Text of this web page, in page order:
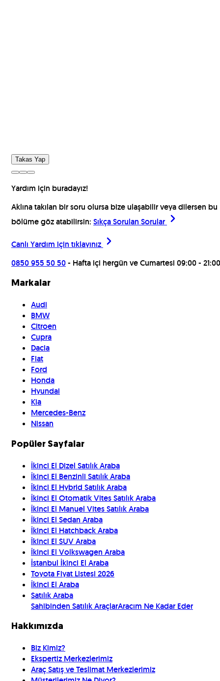
Takas Yap
Yardım için buradayız!
Aklına takılan bir soru olursa bize ulaşabilir veya dilersen bu
bölüme göz atabilirsin: Sıkça Sorulan Sorular
Canlı Yardım için tıklayınız
0850 955 50 50- Hafta içi hergün ve Cumartesi 09:00 - 21:00
Markalar
Audi
BMW
Citroen
Cupra
Dacia
Fiat
Ford
Honda
Hyundai
Kia
Mercedes-Benz
Nissan
Popüler Sayfalar
İkinci El Dizel Satılık Araba
İkinci El Benzinli Satılık Araba
İkinci El Hybrid Satılık Araba
İkinci El Otomatik Vites Satılık Araba
İkinci El Manuel Vites Satılık Araba
İkinci El Sedan Araba
İkinci El Hatchback Araba
İkinci El SUV Araba
İkinci El Volkswagen Araba
İstanbul İkinci El Araba
Toyota Fiyat Listesi 2026
İkinci El Araba
Satılık Araba
Sahibinden Satılık AraçlarAracım Ne Kadar Eder
Hakkımızda
Biz Kimiz?
Ekspertiz Merkezlerimiz
Araç Satış ve Teslimat Merkezlerimiz